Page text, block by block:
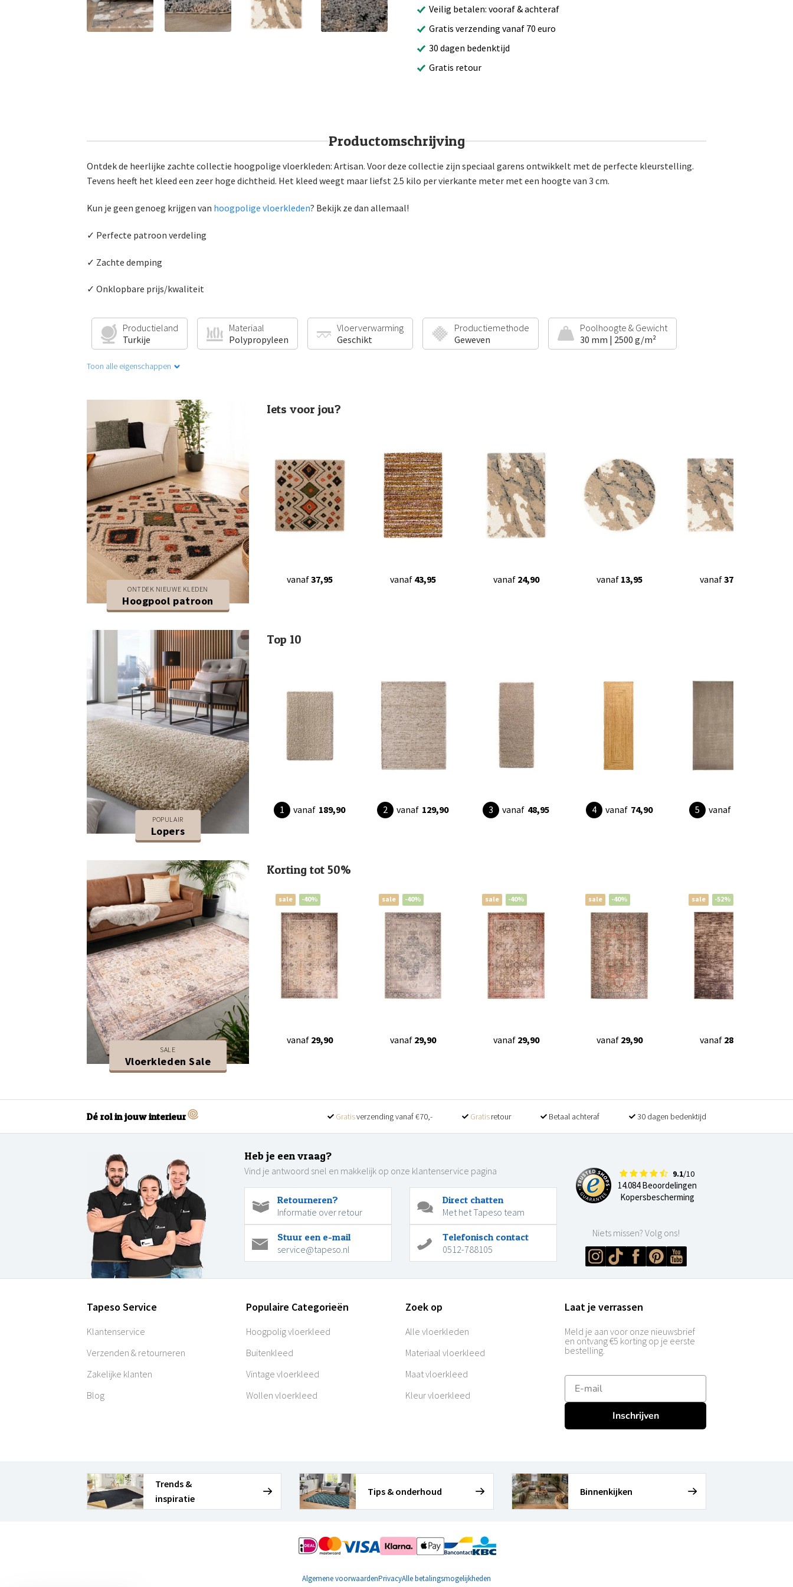
Veilig betalen: vooraf & achteraf
Gratis verzending vanaf 70 euro
30 dagen bedenktijd
Gratis retour
Productomschrijving
Ontdek de heerlijke zachte collectie hoogpolige vloerkleden: Artisan. Voor deze collectie zijn speciaal garens ontwikkelt met de perfecte kleurstelling.
Tevens heeft het kleed een zeer hoge dichtheid. Het kleed weegt maar liefst 2.5 kilo per vierkante meter met een hoogte van 3 cm.
Kun je geen genoeg krijgen van hoogpolige vloerkleden? Bekijk ze dan allemaal!
✓ Perfecte patroon verdeling
✓ Zachte demping
✓ Onklopbare prijs/kwaliteit
Productieland
Turkije
Materiaal
Polypropyleen
Vloerverwarming
Geschikt
Productiemethode
Geweven
Poolhoogte & Gewicht
30 mm | 2500 g/m²
Toon alle eigenschappen
ONTDEK NIEUWE KLEDEN
Hoogpool patroon
Iets voor jou?
vanaf37,95 vanaf 43,95 vanaf 24,90 vanaf 13,95 vanaf37,95
POPULAIR
Lopers
Top 10
vanaf 189,90 vanaf 129,90 vanaf 48,95 vanaf 74,90 vanaf
SALE
Vloerkleden Sale
Korting tot 50%
sale -40%
vanaf 29,90
sale -40%
vanaf 29,90
sale -40%
vanaf 29,90
sale -40%
vanaf 29,90
sale -52%
vanaf 28,95
Dé rol in jouw interieur Gratisverzending vanaf €70,- Gratisretour Betaal achteraf 30 dagen bedenktijd
Heb je een vraag?
Vind je antwoord snel en makkelijk op onze klantenservice pagina
Retourneren?
Informatie over retour
Direct chatten
Met het Tapeso team
Stuur een e-mail
service@tapeso.nl
Telefonisch contact
0512-788105
9.1/10
14.084 Beoordelingen
Kopersbescherming
Niets missen? Volg ons!
Tapeso Service
Klantenservice
Verzenden & retourneren
Zakelijke klanten
Blog
Populaire Categorieën
Hoogpolig vloerkleed
Buitenkleed
Vintage vloerkleed
Wollen vloerkleed
Zoek op
Alle vloerkleden
Materiaal vloerkleed
Maat vloerkleed
Kleur vloerkleed
Laat je verrassen
Meld je aan voor onze nieuwsbrief
en ontvang €5 korting op je eerste
bestelling.
E-mailadres
Inschrijven
Trends &
inspiratie
Tips & onderhoud Binnenkijken
Algemene voorwaardenPrivacyAlle betalingsmogelijkheden